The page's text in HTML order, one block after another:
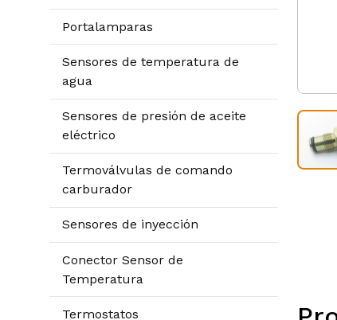
Portalamparas
Sensores de temperatura de
agua
Sensores de presión de aceite
eléctrico
Termoválvulas de comando
carburador
Sensores de inyección
Conector Sensor de
Temperatura
Termostatos